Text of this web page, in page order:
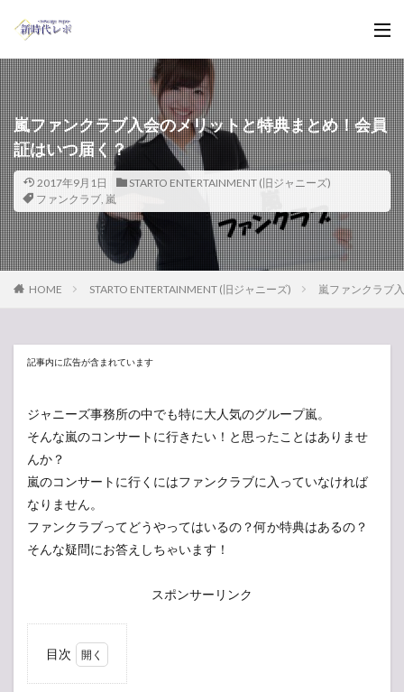
嵐ファンクラブ入会のメリットと特典まとめ！会員
証はいつ届く？
2017年9月1日
STARTO ENTERTAINMENT (旧ジャニーズ)
ファンクラブ, 嵐
HOME STARTO ENTERTAINMENT (旧ジャニーズ) 嵐ファンクラブ
記事内に広告が含まれています
ジャニーズ事務所の中でも特に大人気のグループ嵐。
そんな嵐のコンサートに行きたい！と思ったことはありませ
んか？
嵐のコンサートに行くにはファンクラブに入っていなければ
なりません。
ファンクラブってどうやってはいるの？何か特典はあるの？
そんな疑問にお答えしちゃいます！
スポンサーリンク
目次